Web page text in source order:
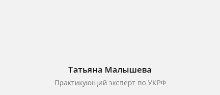
Татьяна Малышева
Практикующий эксперт по УКРФ